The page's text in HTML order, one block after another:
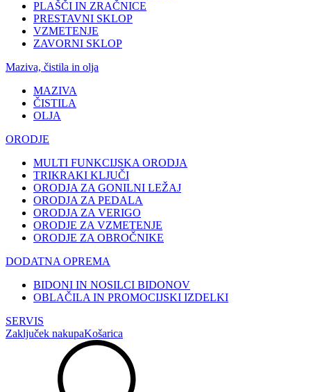
PLAŠČI IN ZRAČNICE
PRESTAVNI SKLOP
VZMETENJE
ZAVORNI SKLOP
Maziva, čistila in olja
MAZIVA
ČISTILA
OLJA
ORODJE
MULTI FUNKCIJSKA ORODJA
TRIKRAKI KLJUČI
ORODJA ZA GONILNI LEŽAJ
ORODJA ZA PEDALA
ORODJA ZA VERIGO
ORODJE ZA VZMETENJE
ORODJE ZA OBROČNIKE
DODATNA OPREMA
BIDONI IN NOSILCI BIDONOV
OBLAČILA IN PROMOCIJSKI IZDELKI
SERVIS
Zaključek nakupaKošarica